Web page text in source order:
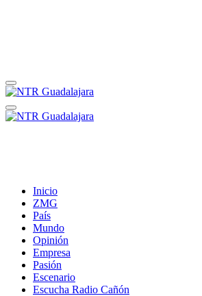
Inicio
ZMG
País
Mundo
Opinión
Empresa
Pasión
Escenario
Escucha Radio Cañón